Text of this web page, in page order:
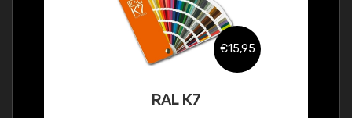
€15,95
RAL K7